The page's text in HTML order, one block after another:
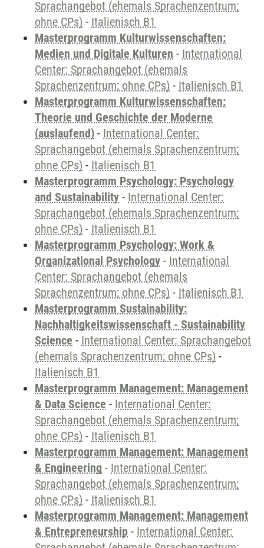
Sprachangebot (ehemals Sprachenzentrum;
ohne CPs) - Italienisch B1
Masterprogramm Kulturwissenschaften:
Medien und Digitale Kulturen - International
Center: Sprachangebot (ehemals
Sprachenzentrum; ohne CPs) - Italienisch B1
Masterprogramm Kulturwissenschaften:
Theorie und Geschichte der Moderne
(auslaufend) - International Center:
Sprachangebot (ehemals Sprachenzentrum;
ohne CPs) - Italienisch B1
Masterprogramm Psychology: Psychology
and Sustainability - International Center:
Sprachangebot (ehemals Sprachenzentrum;
ohne CPs) - Italienisch B1
Masterprogramm Psychology: Work &
Organizational Psychology - International
Center: Sprachangebot (ehemals
Sprachenzentrum; ohne CPs) - Italienisch B1
Masterprogramm Sustainability:
Nachhaltigkeitswissenschaft - Sustainability
Science - International Center: Sprachangebot
(ehemals Sprachenzentrum; ohne CPs) -
Italienisch B1
Masterprogramm Management: Management
& Data Science - International Center:
Sprachangebot (ehemals Sprachenzentrum;
ohne CPs) - Italienisch B1
Masterprogramm Management: Management
& Engineering - International Center:
Sprachangebot (ehemals Sprachenzentrum;
ohne CPs) - Italienisch B1
Masterprogramm Management: Management
& Entrepreneurship - International Center: